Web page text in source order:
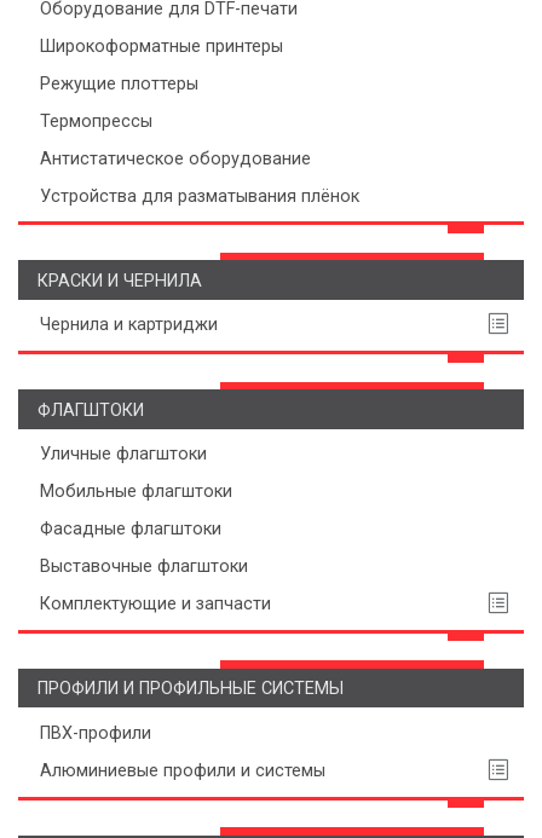
Оборудование для DTF-печати
Широкоформатные принтеры
Режущие плоттеры
Термопрессы
Антистатическое оборудование
Устройства для разматывания плёнок
КРАСКИ И ЧЕРНИЛА
Чернила и картриджи
ФЛАГШТОКИ
Уличные флагштоки
Мобильные флагштоки
Фасадные флагштоки
Выставочные флагштоки
Комплектующие и запчасти
ПРОФИЛИ И ПРОФИЛЬНЫЕ СИСТЕМЫ
ПВХ-профили
Алюминиевые профили и системы